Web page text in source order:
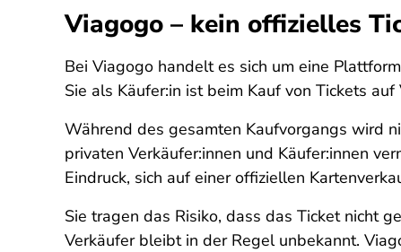
Viagogo – kein offizielles
Bei Viagogo handelt es sich um eine
Sie als Käufer:in ist beim Kauf von Tickets
Während des gesamten Kaufvorgangs wird
privaten Verkäufer:innen und Käufer:innen
Eindruck, sich auf einer offiziellen
Sie tragen das Risiko, dass das Ticket nicht
Verkäufer bleibt in der Regel unbekannt.